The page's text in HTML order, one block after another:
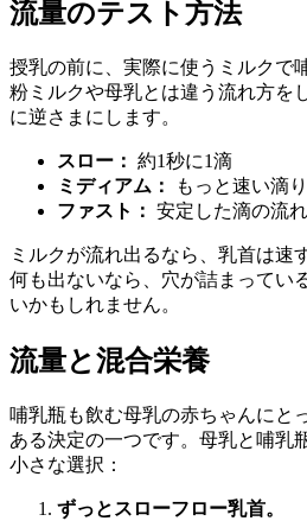
流量のテスト方法
授乳の前に、実際に使うミルクで
粉ミルクや母乳とは違う流れ方を
に逆さまにします。
スロー： 約1秒に1滴
ミディアム：
もっと速い滴
ファスト： 安定した滴の流れ
ミルクが流れ出るなら、乳首は速
何も出ないなら、穴が詰まってい
いかもしれません。
流量と混合栄養
哺乳瓶も飲む母乳の赤ちゃんにと
ある決定の一つです。母乳と哺乳
小さな選択：
ずっとスローフロー乳首。